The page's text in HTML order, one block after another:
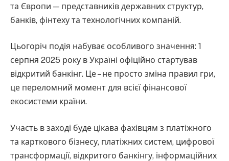
та Європи — представників державних структур,
банків, фінтеху та технологічних компаній.
Цьогоріч подія набуває особливого значення: 1
серпня 2025 року в Україні офіційно стартував
відкритий банкінг. Це – не просто зміна правил гри,
це переломний момент для всієї фінансової
екосистеми країни.
Участь в заході буде цікава фахівцям з платіжного
та карткового бізнесу, платіжних систем, цифрової
трансформації, відкритого банкінгу, інформаційних